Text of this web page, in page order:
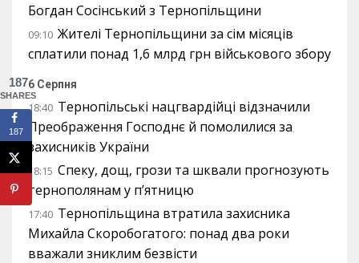
Богдан Сосінський з Тернопільщини
09:10 Жителі Тернопільщини за сім місяців
сплатили понад 1,6 млрд грн військового збору
6 Серпня
18:40 Тернопільські нацгвардійці відзначили
Преображення Господнє й помолилися за
захисників України
18:15 Спеку, дощ, грози та шквали прогнозують
тернополянам у п’ятницю
17:40 Тернопільщина втратила захисника
Михайла Скоробогатого: понад два роки
вважали зниклим безвісти
187
SHARES
187